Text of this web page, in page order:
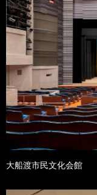
大船渡市民文化会館